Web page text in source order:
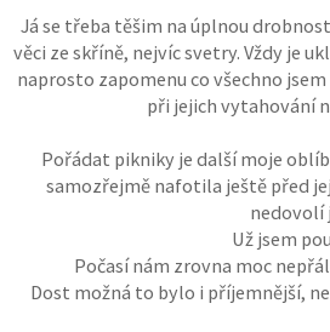
Já se třeba těšim na úplnou
věci ze skříně, nejvíc svetry. Vždy je
naprosto zapomenu co všechno
při jejich vytahování
Pořádat pikniky je další moje
samozřejmě nafotila ještě před
nedovolí
Už jsem
Počasí nám zrovna moc
Dost možná to bylo i příjemnější,